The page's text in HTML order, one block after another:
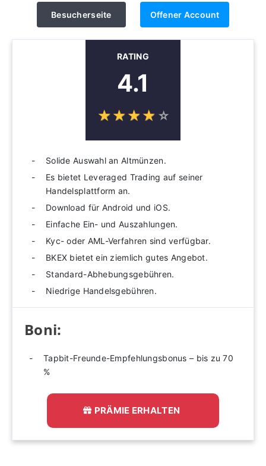
Besucherseite Offener Account
RATING
4.1
☆☆☆☆ ☆
★★★★ ★
Solide Auswahl an Altmünzen.
Es bietet Leveraged Trading auf seiner
Handelsplattform an.
Download für Android und iOS.
Einfache Ein- und Auszahlungen.
Kyc- oder AML-Verfahren sind verfügbar.
BKEX bietet ein ziemlich gutes Angebot.
Standard-Abhebungsgebühren.
Niedrige Handelsgebühren.
Boni:
Tapbit-Freunde-Empfehlungsbonus – bis zu 70
%
PRÄMIE ERHALTEN